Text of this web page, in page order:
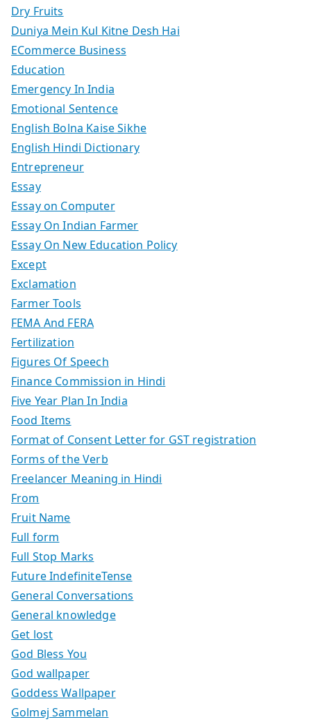
Dry Fruits
Duniya Mein Kul Kitne Desh Hai
ECommerce Business
Education
Emergency In India
Emotional Sentence
English Bolna Kaise Sikhe
English Hindi Dictionary
Entrepreneur
Essay
Essay on Computer
Essay On Indian Farmer
Essay On New Education Policy
Except
Exclamation
Farmer Tools
FEMA And FERA
Fertilization
Figures Of Speech
Finance Commission in Hindi
Five Year Plan In India
Food Items
Format of Consent Letter for GST registration
Forms of the Verb
Freelancer Meaning in Hindi
From
Fruit Name
Full form
Full Stop Marks
Future IndefiniteTense
General Conversations
General knowledge
Get lost
God Bless You
God wallpaper
Goddess Wallpaper
Golmej Sammelan